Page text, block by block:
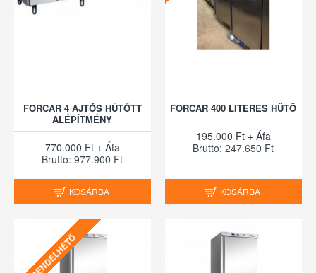
FORCAR 4 AJTÓS HŰTÖTT
ALÉPÍTMÉNY
770.000 Ft + Áfa
Brutto: 977.900 Ft
KOSÁRBA
FORCAR 400 LITERES HŰTŐ
195.000 Ft + Áfa
Brutto: 247.650 Ft
KOSÁRBA
RENDELHETŐ